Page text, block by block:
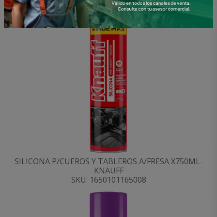
SILICONA P/CUEROS Y TABLEROS A/FRESA X750ML-
KNAUFF
SKU: 1650101165008